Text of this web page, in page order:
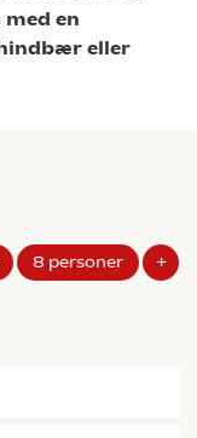
en
eller
8 personer +